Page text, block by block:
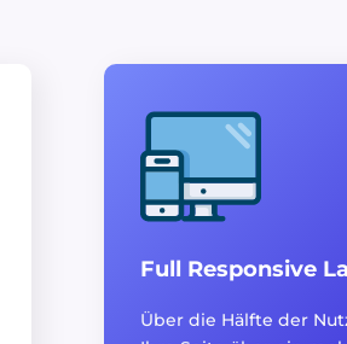
Full Responsive
Über die Hälfte der